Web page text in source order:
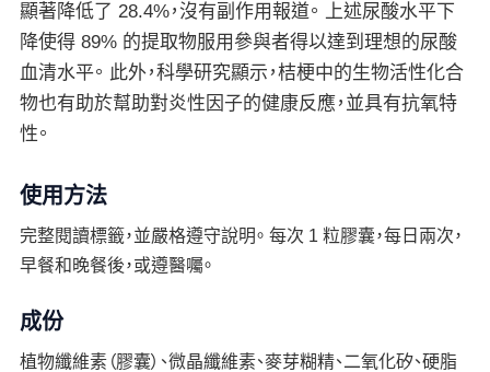
顯著降低了 28.4%，沒有副作用報道。 上述尿酸水平下
降使得 89% 的提取物服用參與者得以達到理想的尿酸
血清水平。 此外，科學研究顯示，桔梗中的生物活性化合
物也有助於幫助對炎性因子的健康反應，並具有抗氧特
性。
使用方法
完整閱讀標籤，並嚴格遵守說明。 每次 1 粒膠囊，每日兩次，
早餐和晚餐後，或遵醫囑。
成份
植物纖維素（膠囊）、微晶纖維素、麥芽糊精、二氧化矽、硬脂